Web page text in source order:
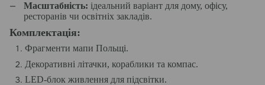
Масштабність: ідеальний варіант для дому, офісу,
ресторанів чи освітніх закладів.
Комплектація:
Фрагменти мапи Польщі.
Декоративні літачки, кораблики та компас.
LED-блок живлення для підсвітки.